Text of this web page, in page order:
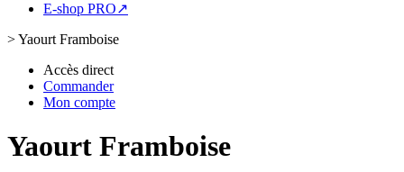
E-shop PRO↗
>Yaourt Framboise
Accès direct
Commander
Mon compte
Yaourt Framboise